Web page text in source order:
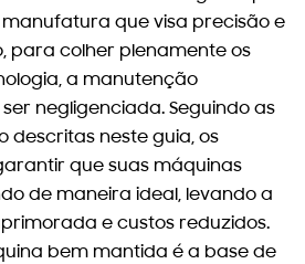
que visa precisão e
para colher plenamente os
a manutenção
negligenciada. Seguindo as
descritas neste guia, os
que suas máquinas
de maneira ideal, levando a
e custos reduzidos.
bem mantida é a base de